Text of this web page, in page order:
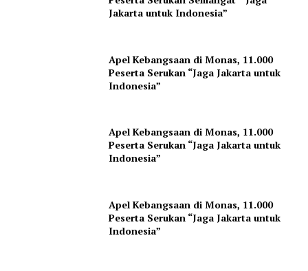
Jakarta untuk Indonesia”
Apel Kebangsaan di Monas, 11.000
Peserta Serukan “Jaga Jakarta untuk
Indonesia”
Apel Kebangsaan di Monas, 11.000
Peserta Serukan “Jaga Jakarta untuk
Indonesia”
Apel Kebangsaan di Monas, 11.000
Peserta Serukan “Jaga Jakarta untuk
Indonesia”